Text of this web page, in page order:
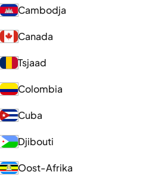
Cambodja
Canada
Tsjaad
Colombia
Cuba
Djibouti
Oost-Afrika